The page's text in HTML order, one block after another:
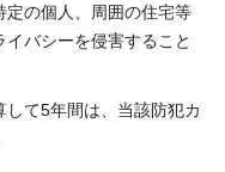
定の個人、周囲の住宅等
バシーを侵害すること
て5年間は、当該防犯カ